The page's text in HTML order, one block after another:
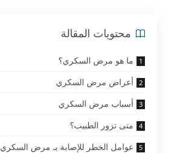
محتويات المقالة
ما هو مرض السكري؟
أعراض مرض السكري
أسباب مرض السكري
متى تزور الطبيب؟
عوامل الخطر للإصابة بـ مرض السكري